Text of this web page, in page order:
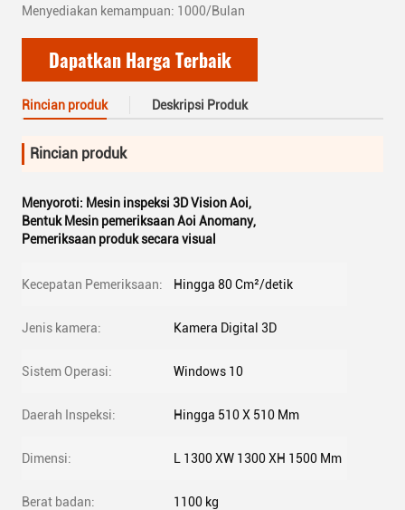
Menyediakan kemampuan: 1000/Bulan
Dapatkan Harga Terbaik
Rincian produk Deskripsi Produk
Rincian produk
Menyoroti: Mesin inspeksi 3D Vision Aoi,
Bentuk Mesin pemeriksaan Aoi Anomany,
Pemeriksaan produk secara visual
Kecepatan Pemeriksaan: Hingga 80 Cm²/detik
Jenis kamera: Kamera Digital 3D
Sistem Operasi: Windows 10
Daerah Inspeksi: Hingga 510 X 510 Mm
Dimensi: L 1300 XW 1300 XH 1500 Mm
Berat badan: 1100 kg